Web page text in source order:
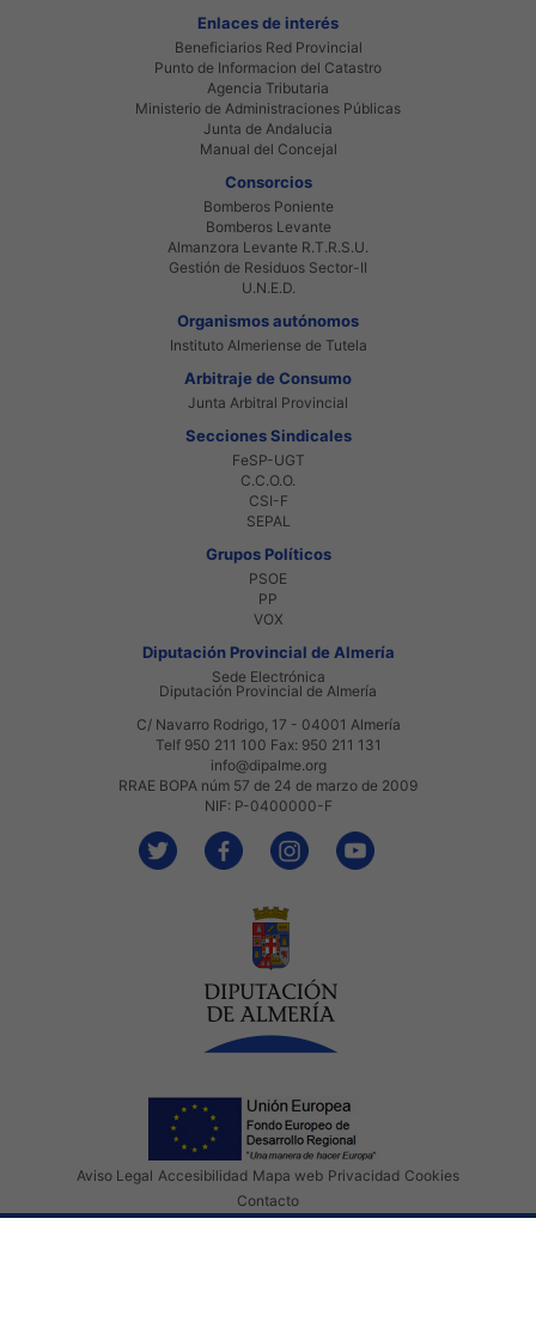
Enlaces de interés
Beneficiarios Red Provincial
Punto de Informacion del Catastro
Agencia Tributaria
Ministerio de Administraciones Públicas
Junta de Andalucia
Manual del Concejal
Consorcios
Bomberos Poniente
Bomberos Levante
Almanzora Levante R.T.R.S.U.
Gestión de Residuos Sector-II
U.N.E.D.
Organismos autónomos
Instituto Almeriense de Tutela
Arbitraje de Consumo
Junta Arbitral Provincial
Secciones Sindicales
FeSP-UGT
C.C.O.O.
CSI-F
SEPAL
Grupos Políticos
PSOE
PP
VOX
Diputación Provincial de Almería
Sede Electrónica
Diputación Provincial de Almería
C/ Navarro Rodrigo, 17 - 04001 Almería
Telf 950 211 100 Fax: 950 211 131
info@dipalme.org
RRAE BOPA núm 57 de 24 de marzo de 2009
NIF: P-0400000-F
Aviso Legal Accesibilidad Mapa web Privacidad Cookies
Contacto